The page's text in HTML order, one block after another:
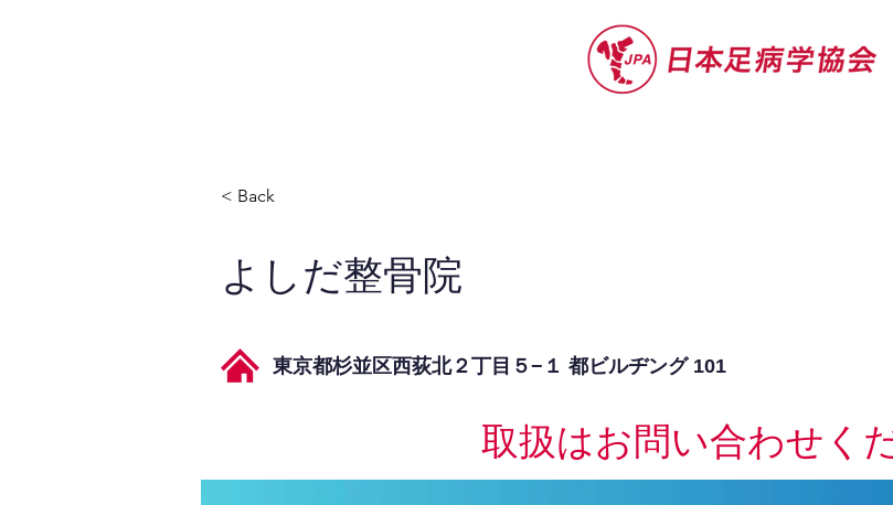
< Back
よしだ整骨院
東京都杉並区西荻北２丁目５−１ 都ビルヂング 101
取扱はお問い合わせく